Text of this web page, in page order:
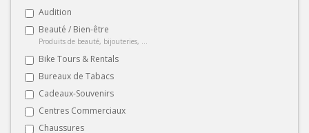
Audition
Beauté / Bien-être
Produits de beauté, bijouteries, ...
Bike Tours & Rentals
Bureaux de Tabacs
Cadeaux-Souvenirs
Centres Commerciaux
Chaussures